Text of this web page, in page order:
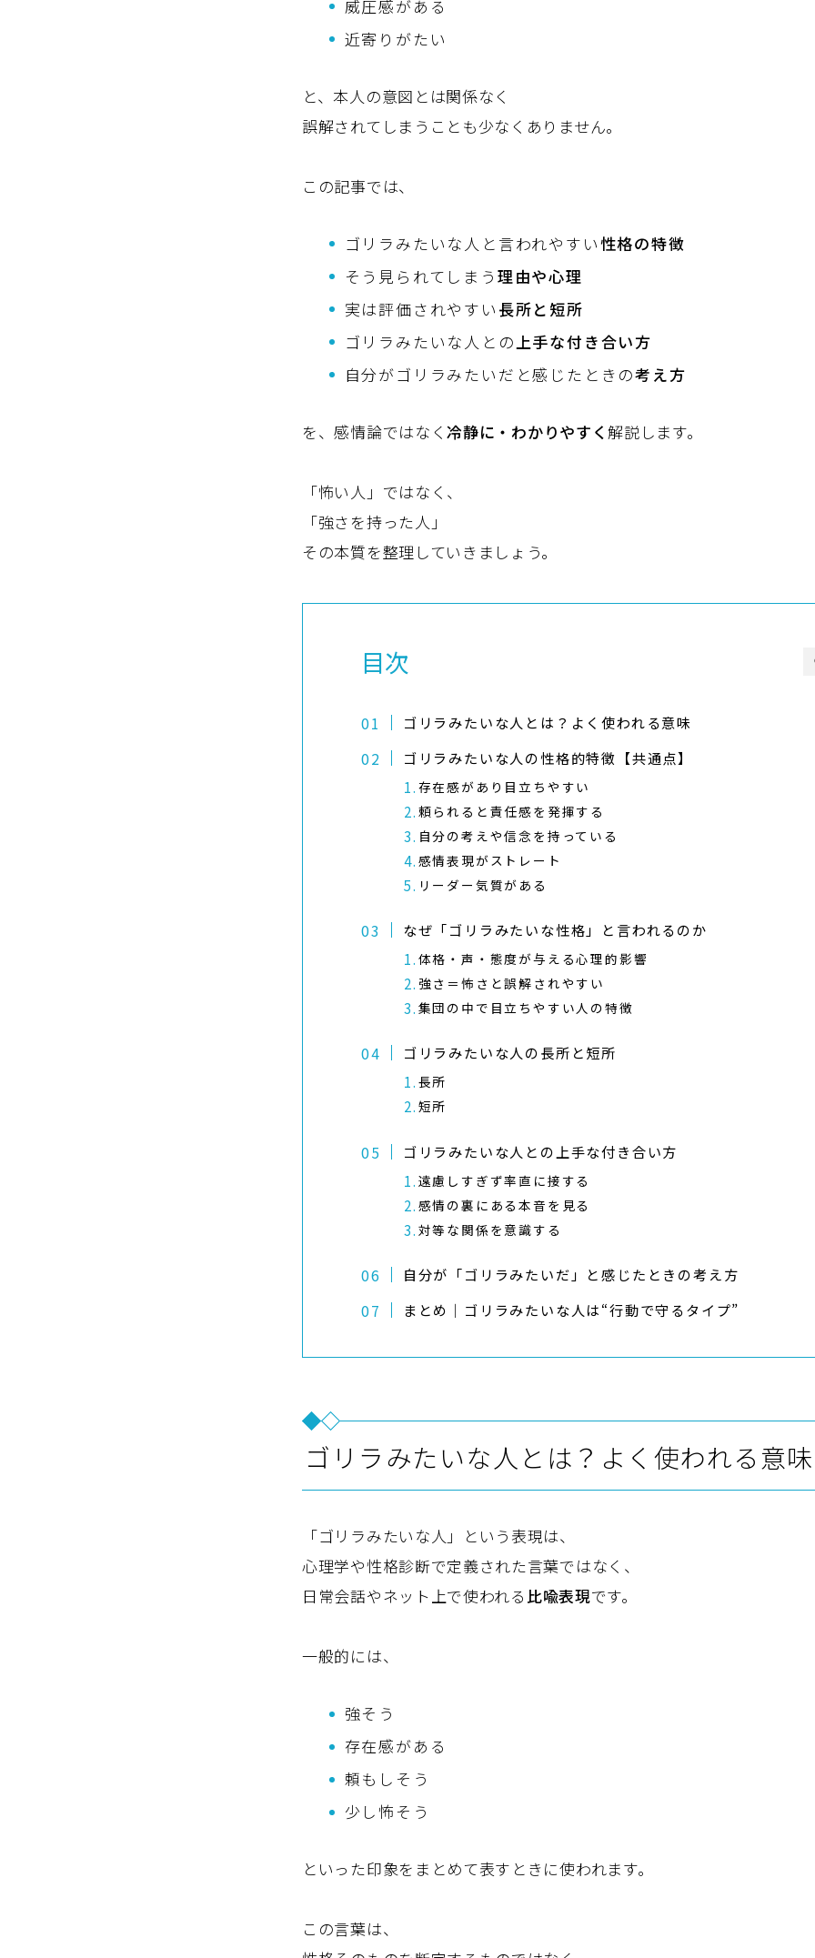
威圧感がある
近寄りがたい
と、本人の意図とは関係なく
誤解されてしまうことも少なくありません。
この記事では、
ゴリラみたいな人と言われやすい性格の特徴
そう見られてしまう 理由や心理
実は評価されやすい 長所と短所
ゴリラみたいな人との 上手な付き合い方
自分がゴリラみたいだと感じたときの考え方
を、感情論ではなく冷静に・わかりやすく解説します。
「怖い人」ではなく、
「強さを持った人」
その本質を整理していきましょう。
目次
ゴリラみたいな人とは？よく使われる意味
ゴリラみたいな人の性格的特徴【共通点】
存在感があり目立ちやすい
頼られると責任感を発揮する
自分の考えや信念を持っている
感情表現がストレート
リーダー気質がある
なぜ「ゴリラみたいな性格」と言われるのか
体格・声・態度が与える心理的影響
強さ＝怖さと誤解されやすい
集団の中で目立ちやすい人の特徴
ゴリラみたいな人の長所と短所
長所
短所
ゴリラみたいな人との上手な付き合い方
遠慮しすぎず率直に接する
感情の裏にある本音を見る
対等な関係を意識する
自分が「ゴリラみたいだ」と感じたときの考え方
まとめ｜ゴリラみたいな人は“行動で守るタイプ”
ゴリラみたいな人とは？よく使われる意味
「ゴリラみたいな人」という表現は、
心理学や性格診断で定義された言葉ではなく、
日常会話やネット上で使われる 比喩表現です。
一般的には、
強そう
存在感がある
頼もしそう
少し怖そう
といった印象をまとめて表すときに使われます。
この言葉は、